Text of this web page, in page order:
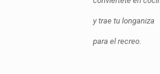
y trae tu longaniza
para el recreo.